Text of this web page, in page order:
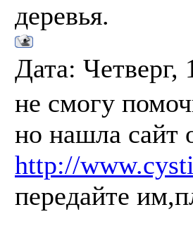
деревья.
Дата:
не смогу
но нашла сайт
http://
передайте